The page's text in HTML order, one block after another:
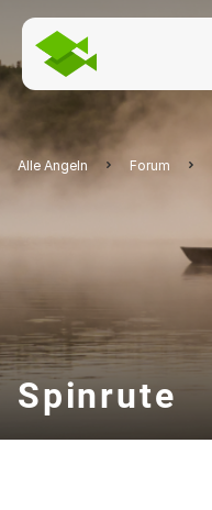
Alle Angeln Forum
Spinrute